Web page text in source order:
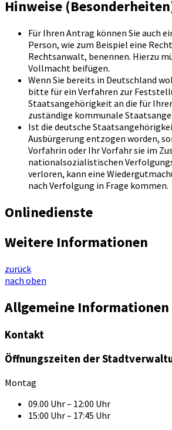
Hinweise
Für Ihren Antrag können Sie auch
Person, wie zum Beispiel eine
Rechtsanwalt, benennen. Hierzu
Vollmacht beifügen.
Wenn Sie bereits in Deutschland
bitte für ein Verfahren zur
Staatsangehörigkeit an die für
zuständige kommunale
Ist die deutsche
Ausbürgerung entzogen worden,
Vorfahrin oder Ihr Vorfahr sie im
nationalsozialistischen
verloren, kann eine
nach Verfolgung in Frage kommen.
Onlinedienste
Weitere Informationen
zurück
nach oben
Allgemeine Informationen
Kontakt
Öffnungszeiten der
Montag
09.00 Uhr – 12:00 Uhr
15:00 Uhr – 17:45 Uhr